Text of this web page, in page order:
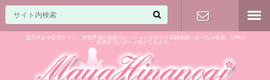
雛乃木まや公式サイト。女性声優の動画ナレーションやボイス収録依頼・ボーカル依頼、UTAU
音源ダウンロード等ができます。
気軽に♪